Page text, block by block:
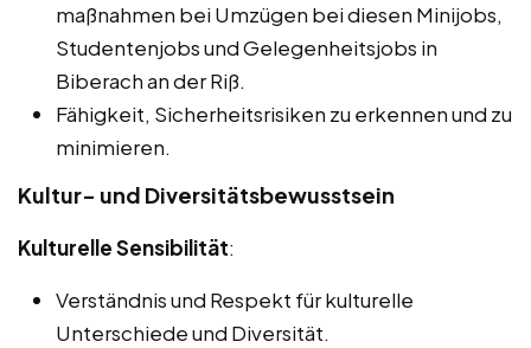
maßnahmen bei Umzügen bei diesen Minijobs,
Studentenjobs und Gelegenheitsjobs in
Biberach an der Riß.
Fähigkeit, Sicherheitsrisiken zu erkennen und zu
minimieren.
Kultur- und Diversitätsbewusstsein
Kulturelle Sensibilität:
Verständnis und Respekt für kulturelle
Unterschiede und Diversität.